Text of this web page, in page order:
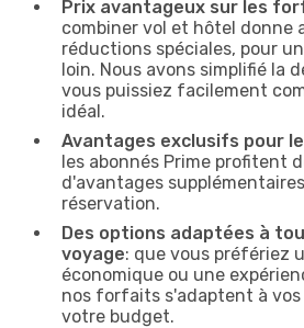
Prix avantageux sur les
combiner vol et hôtel donne
réductions spéciales, pour
loin. Nous avons simplifié la
vous puissiez facilement
idéal.
Avantages exclusifs pour
les abonnés Prime profitent
d'avantages
réservation.
Des options adaptées à
voyage: que vous préfériez
économique ou une
nos forfaits s'adaptent à
votre budget.